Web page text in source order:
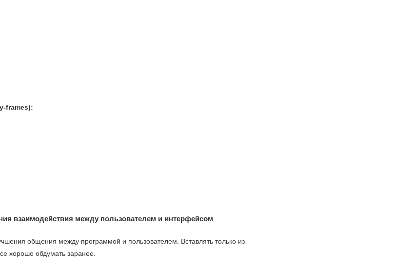
frames):
взаимодействия между пользователем и интерфейсом
общения между программой и пользователем. Вставлять только из-
хорошо обдумать заранее.